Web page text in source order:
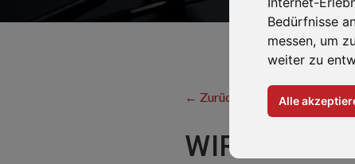
Bedürfnisse
messen, um
weiter zu
Alle
← Zurück zum Hersteller
WIR